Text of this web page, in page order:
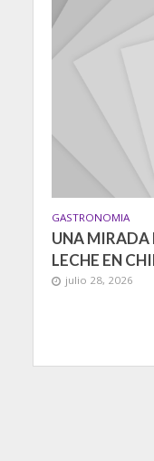
GASTRONOMIA
UNA MIRADA
LECHE EN
julio 28, 2026